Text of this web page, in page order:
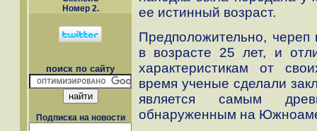
Номер 2.
поиск по сайту
Подписка на новости
ее истинный возраст.
Предположительно,
в возрасте 25 лет, и
характеристикам от
время ученые сделали
является самым
обнаруженным на